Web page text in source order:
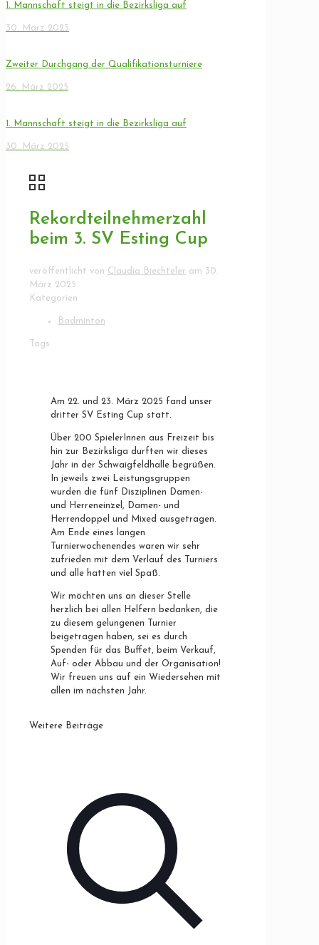
1. Mannschaft steigt in die Bezirksliga auf
30. März 2025
Zweiter Durchgang der Qualifikationsturniere
26. März 2025
1. Mannschaft steigt in die Bezirksliga auf
30. März 2025
Rekordteilnehmerzahl
beim 3. SV Esting Cup
veröffentlicht von Claudia Biechteler am 30.
März 2025
Kategorien
Badminton
Tags
Am 22. und 23. März 2025 fand unser
dritter SV Esting Cup statt.
Über 200 SpielerInnen aus Freizeit bis
hin zur Bezirksliga durften wir dieses
Jahr in der Schwaigfeldhalle begrüßen.
In jeweils zwei Leistungsgruppen
wurden die fünf Disziplinen Damen-
und Herreneinzel, Damen- und
Herrendoppel und Mixed ausgetragen.
Am Ende eines langen
Turnierwochenendes waren wir sehr
zufrieden mit dem Verlauf des Turniers
und alle hatten viel Spaß.
Wir möchten uns an dieser Stelle
herzlich bei allen Helfern bedanken, die
zu diesem gelungenen Turnier
beigetragen haben, sei es durch
Spenden für das Buffet, beim Verkauf,
Auf- oder Abbau und der Organisation!
Wir freuen uns auf ein Wiedersehen mit
allen im nächsten Jahr.
Weitere Beiträge